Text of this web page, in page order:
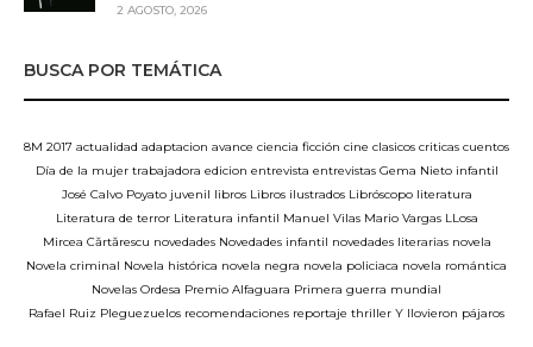
2 AGOSTO, 2026
BUSCA POR TEMÁTICA
8M 2017 actualidad adaptacion avance ciencia ficción cine clasicos criticas cuentos
Día de la mujer trabajadora edicion entrevista entrevistas Gema Nieto infantil
José Calvo Poyato juvenil libros Libros ilustrados Libróscopo literatura
Literatura de terror Literatura infantil Manuel Vilas Mario Vargas LLosa
Mircea Cărtărescu novedades Novedades infantil novedades literarias novela
Novela criminal Novela histórica novela negra novela policiaca novela romántica
Novelas Ordesa Premio Alfaguara Primera guerra mundial
Rafael Ruiz Pleguezuelos recomendaciones reportaje thriller Y llovieron pájaros